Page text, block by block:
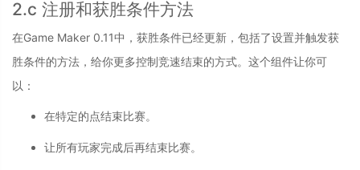
2.c 注册和获胜条件方法
在Game Maker 0.11中，获胜条件已经更新，包括了设置并触发获
胜条件的方法，给你更多控制竞速结束的方式。这个组件让你可
以：
在特定的点结束比赛。
让所有玩家完成后再结束比赛。